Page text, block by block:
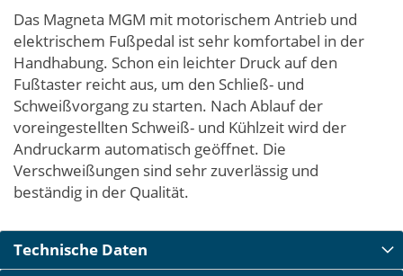
Das Magneta MGM mit motorischem Antrieb und
elektrischem Fußpedal ist sehr komfortabel in der
Handhabung. Schon ein leichter Druck auf den
Fußtaster reicht aus, um den Schließ- und
Schweißvorgang zu starten. Nach Ablauf der
voreingestellten Schweiß- und Kühlzeit wird der
Andruckarm automatisch geöffnet. Die
Verschweißungen sind sehr zuverlässig und
beständig in der Qualität.
Technische Daten